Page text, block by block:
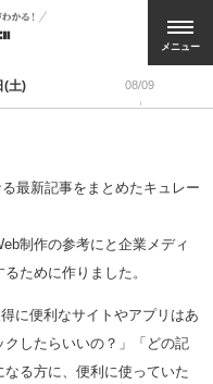
(土) 08/09
メニュー
最新記事をまとめたキュレー
制作の参考にと企業メディ
ために作りました。
に便利なサイトやアプリはあ
したらいいの？」「どの記
る方に、便利に使っていた